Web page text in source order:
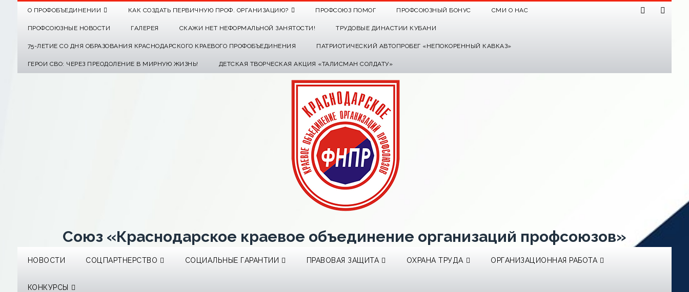
О ПРОФОБЪЕДИНЕНИИ КАК СОЗДАТЬ ПЕРВИЧНУЮ ПРОФ. ОРГАНИЗАЦИЮ? ПРОФСОЮЗ ПОМОГ ПРОФСОЮЗНЫЙ БОНУС СМИ О НАС
ПРОФСОЮЗНЫЕ НОВОСТИ ГАЛЕРЕЯ СКАЖИ НЕТ НЕФОРМАЛЬНОЙ ЗАНЯТОСТИ! ТРУДОВЫЕ ДИНАСТИИ КУБАНИ
75-ЛЕТИЕ СО ДНЯ ОБРАЗОВАНИЯ КРАСНОДАРСКОГО КРАЕВОГО ПРОФОБЪЕДИНЕНИЯ ПАТРИОТИЧЕСКИЙ АВТОПРОБЕГ «НЕПОКОРЕННЫЙ КАВКАЗ»
ГЕРОИ СВО: ЧЕРЕЗ ПРЕОДОЛЕНИЕ В МИРНУЮ ЖИЗНЬ! ДЕТСКАЯ ТВОРЧЕСКАЯ АКЦИЯ «ТАЛИСМАН СОЛДАТУ»
Союз «Краснодарское краевое объединение организаций профсоюзов»
НОВОСТИ СОЦПАРТНЕРСТВО СОЦИАЛЬНЫЕ ГАРАНТИИ ПРАВОВАЯ ЗАЩИТА ОХРАНА ТРУДА ОРГАНИЗАЦИОННАЯ РАБОТА
КОНКУРСЫ